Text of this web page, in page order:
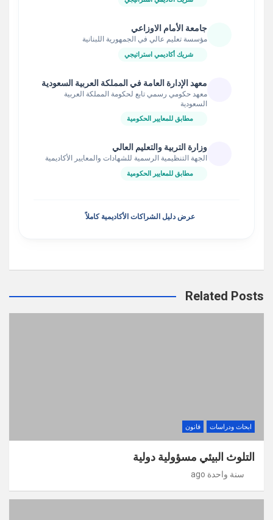
جامعة الأمام الاوزاعي
مؤسسة تعليم عالي في الجمهورية اللبنانية
شريك أكاديمي استراتيجي
معهد الإدارة العامة في المملكة العربية السعودية
معهد حكومي رسمي تابع لحكومة المملكة العربية
السعودية
مطابق للمعايير الحكومية
وزارة التربية والتعليم العالي
الجهة التنظيمية الرسمية للشهادات والمعايير الأكاديمية
مطابق للمعايير الحكومية
عرض دليل الشراكات الأكاديمية كاملاً
Related Posts
ابحاث ودراسات قانون
التلوث البيئي مسؤولية دولية
سنة واحدة ago